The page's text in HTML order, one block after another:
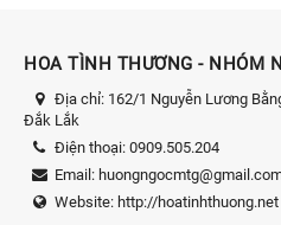
HOA TÌNH THƯƠNG - NHÓM
Địa chỉ: 162/1 Nguyễn Lương
Đắk Lắk
Điện thoại: 0909.505.204
Email:
Website: http://hoatinhthuong.net